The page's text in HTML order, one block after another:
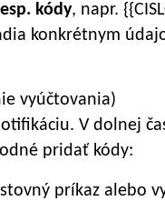
kódy, napr.
konkrétnym
vyúčtovania)
V dolnej
pridať kódy:
príkaz alebo